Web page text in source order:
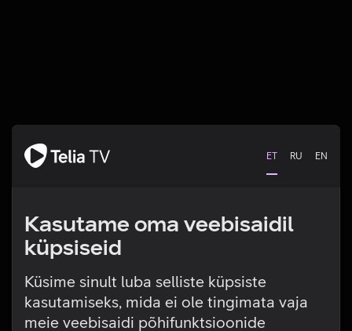
ET RU EN
Kasutame oma veebisaidil
küpsiseid
Küsime sinult luba selliste küpsiste
kasutamiseks, mida ei ole tingimata vaja
meie veebisaidi põhifunktsioonide
Tehniline viga